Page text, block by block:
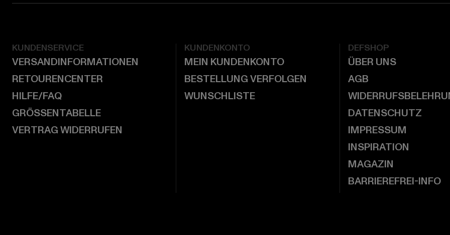
KUNDENSERVICE
VERSANDINFORMATIONEN
RETOURENCENTER
HILFE/FAQ
GRÖSSENTABELLE
VERTRAG WIDERRUFEN
KUNDENKONTO
MEIN KUNDENKONTO
BESTELLUNG VERFOLGEN
WUNSCHLISTE
DEFSHOP
ÜBER UNS
AGB
DATENSCHUTZ
IMPRESSUM
INSPIRATION
MAGAZIN
BARRIEREFREI-INFO